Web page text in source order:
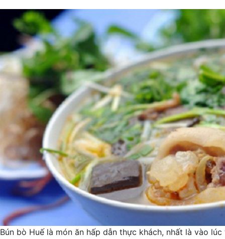
Bún bò Huế là món ăn hấp dẫn thực khách, nhất là vào lúc